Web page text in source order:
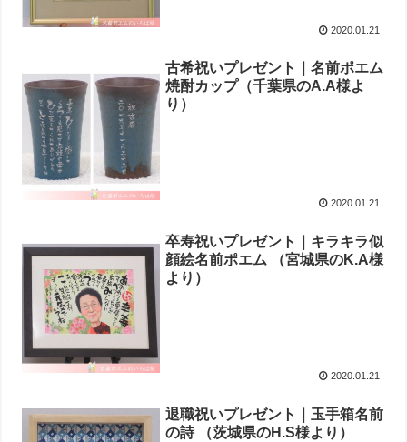
2020.01.21
古希祝いプレゼント｜名前ポエム
焼酎カップ（千葉県のA.A様よ
り ）
2020.01.21
卒寿祝いプレゼント｜キラキラ似
顔絵名前ポエム （宮城県のK.A様
より ）
2020.01.21
退職祝いプレゼント｜玉手箱名前
の詩 （茨城県のH.S様より ）